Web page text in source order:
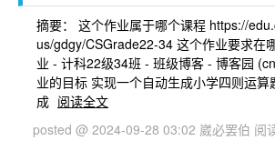
摘要： 这个作业属于哪个课程 https://
us/gdgy/CSGrade22-34 这个作业要求在
业 - 计科22级34班 - 班级博客 - 博客园
业的目标 实现一个自动生成小学四则运
成 阅读全文
posted @ 2024-09-28 03:02 崴必罢伯 阅